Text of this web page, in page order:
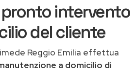
pronto intervento
del cliente
Reggio Emilia effettua
a domicilio di